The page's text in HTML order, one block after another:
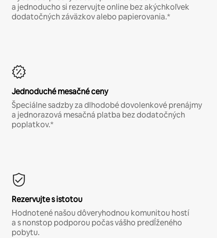
a jednoducho si rezervujte online bez akýchkoľvek
dodatočných záväzkov alebo papierovania.*
Jednoduché mesačné ceny
Špeciálne sadzby za dlhodobé dovolenkové prenájmy
a jednorazová mesačná platba bez dodatočných
poplatkov.*
Rezervujte s istotou
Hodnotené našou dôveryhodnou komunitou hostí
a s nonstop podporou počas vášho predĺženého
pobytu.